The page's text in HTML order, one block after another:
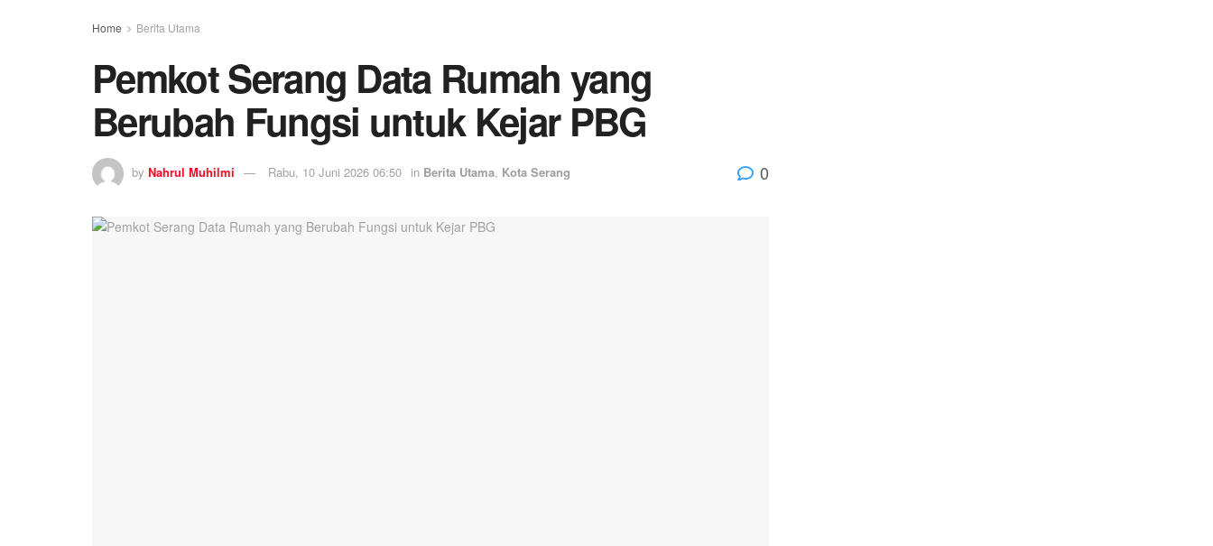
Home Berita Utama
Pemkot Serang Data Rumah yang
Berubah Fungsi untuk Kejar PBG
by Nahrul Muhilmi Rabu, 10 Juni 2026 06:50 in Berita Utama, Kota Serang 0